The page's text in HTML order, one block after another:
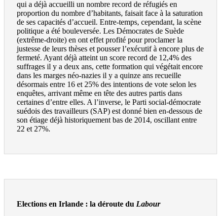
qui a déjà accueilli un nombre record de réfugiés en
proportion du nombre d’habitants, faisait face à la saturation
de ses capacités d’accueil. Entre-temps, cependant, la scène
politique a été bouleversée. Les Démocrates de Suède
(extrême-droite) en ont effet profité pour proclamer la
justesse de leurs thèses et pousser l’exécutif à encore plus de
fermeté. Ayant déjà atteint un score record de 12,4% des
suffrages il y a deux ans, cette formation qui végétait encore
dans les marges néo-nazies il y a quinze ans recueille
désormais entre 16 et 25% des intentions de vote selon les
enquêtes, arrivant même en tête des autres partis dans
certaines d’entre elles. A l’inverse, le Parti social-démocrate
suédois des travailleurs (SAP) est donné bien en-dessous de
son étiage déjà historiquement bas de 2014, oscillant entre
22 et 27%.
Elections en Irlande : la déroute du Labour